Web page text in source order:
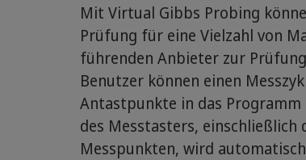
Mit Virtual Gibbs Probing
Prüfung für eine Vielzahl von
führenden Anbieter zur
Benutzer können einen
Antastpunkte in das
des Messtasters, einschließlich
Messpunkten, wird